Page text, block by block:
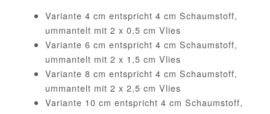
Variante 4 cm entspricht 4 cm Schaumstoff,
ummantelt mit 2 x 0,5 cm Vlies
Variante 6 cm entspricht 4 cm Schaumstoff,
ummantelt mit 2 x 1,5 cm Vlies
Variante 8 cm entspricht 4 cm Schaumstoff,
ummantelt mit 2 x 2,5 cm Vlies
Variante 10 cm entspricht 4 cm Schaumstoff,